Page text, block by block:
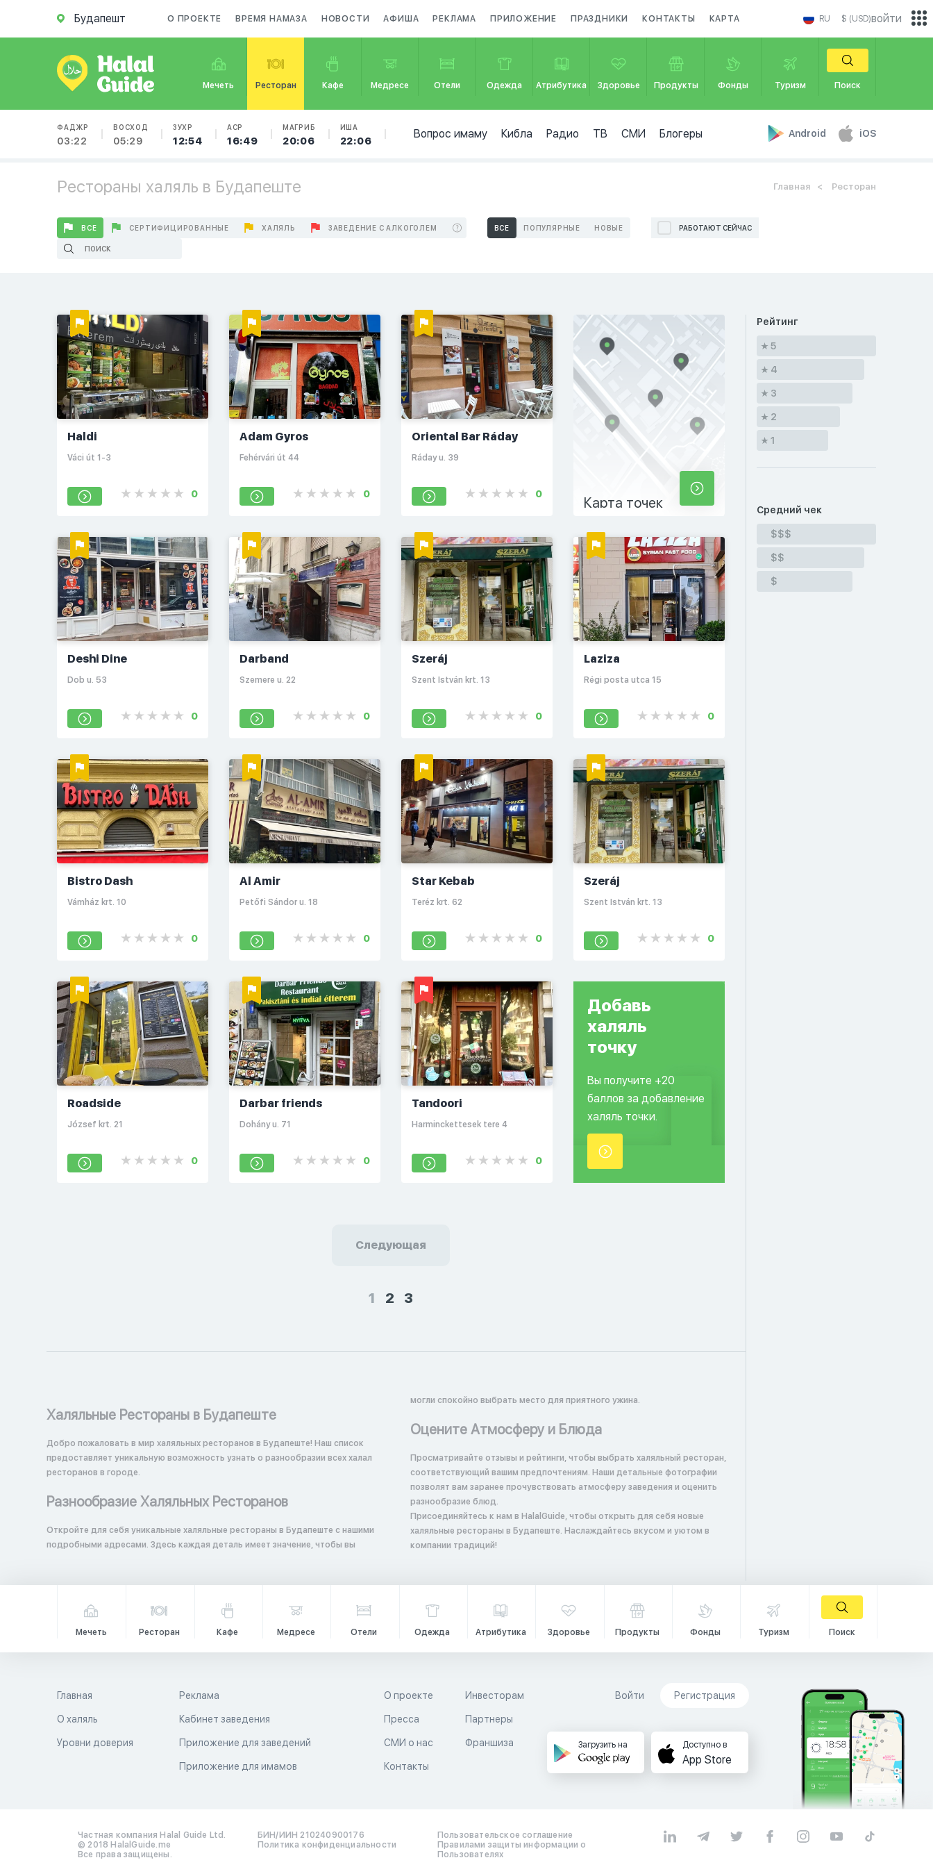
Будапешт О ПРОЕКТЕ ВРЕМЯ НАМАЗА НОВОСТИ АФИША РЕКЛАМА ПРИЛОЖЕНИЕ ПРАЗДНИКИ КОНТАКТЫ КАРТА RU $ (USD)
Мечеть Ресторан Кафе Медресе Отели Одежда Атрибутика Здоровье Продукты Фонды Туризм Поиск
ФАДЖР
03:22
ВОСХОД
05:29
ЗУХР
12:54
АСР
16:49
МАГРИБ
20:06
ИША
22:06
Вопрос имаму Кибла Радио ТВ СМИ Блогеры Android iOS
войти
Рестораны халяль в Будапеште Главная Ресторан
ВСЕ СЕРТИФИЦИРОВАННЫЕ ХАЛЯЛЬ ЗАВЕДЕНИЕ С АЛКОГОЛЕМ ВСЕ ПОПУЛЯРНЫЕ НОВЫЕ РАБОТАЮТ СЕЙЧАС
Haldi
Váci út 1-3
0
Adam Gyros
Fehérvári út 44
0
Oriental Bar Ráday
Ráday u. 39
0
Карта точек
Deshi Dine
Dob u. 53
0
Darband
Szemere u. 22
0
Szeráj
Szent István krt. 13
0
Laziza
Régi posta utca 15
0
Bistro Dash
Vámház krt. 10
0
Al Amir
Petőfi Sándor u. 18
0
Star Kebab
Teréz krt. 62
0
Szeráj
Szent István krt. 13
0
Roadside
József krt. 21
0
Darbar friends
Dohány u. 71
0
Tandoori
Harminckettesek tere 4
0
Добавь
халяль
точку
Вы получите +20
баллов за добавление
халяль точки.
Следующая
1 2 3
Халяльные Рестораны в Будапеште
Добро пожаловать в мир халяльных ресторанов в Будапеште! Наш список
предоставляет уникальную возможность узнать о разнообразии всех халал
ресторанов в городе.
Разнообразие Халяльных Ресторанов
Откройте для себя уникальные халяльные рестораны в Будапеште с нашими
подробными адресами. Здесь каждая деталь имеет значение, чтобы вы
могли спокойно выбрать место для приятного ужина.
Оцените Атмосферу и Блюда
Просматривайте отзывы и рейтинги, чтобы выбрать халяльный ресторан,
соответствующий вашим предпочтениям. Наши детальные фотографии
позволят вам заранее прочувствовать атмосферу заведения и оценить
разнообразие блюд.
Присоединяйтесь к нам в HalalGuide, чтобы открыть для себя новые
халяльные рестораны в Будапеште. Наслаждайтесь вкусом и уютом в
компании традиций!
Рейтинг
5
4
3
2
1
Средний чек
$$$
$$
$
Мечеть Ресторан Кафе Медресе Отели Одежда Атрибутика Здоровье Продукты Фонды Туризм Поиск
Главная
О халяль
Уровни доверия
Реклама
Кабинет заведения
Приложение для заведений
Приложение для имамов
О проекте
Пресса
СМИ о нас
Контакты
Инвесторам
Партнеры
Франшиза
Войти Регистрация
Загрузить на Доступно в
App Store
Частная компания Halal Guide Ltd.
© 2018 HalalGuide.me
Все права защищены.
БИН/ИИН 210240900176
Политика конфиденциальности
Пользовательское соглашение
Правилами защиты информации о
Пользователях